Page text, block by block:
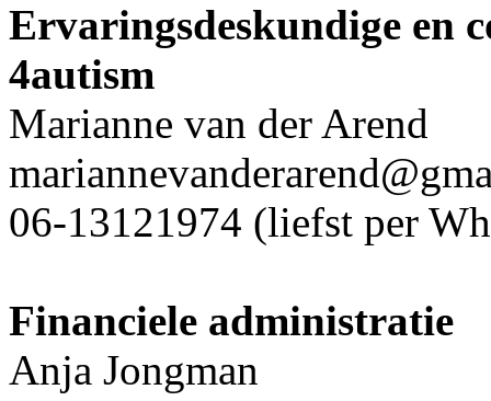
Ervaringsdeskundige en
4autism
Marianne van der Arend
06-13121974 (liefst per
Financiele administratie
Anja Jongman